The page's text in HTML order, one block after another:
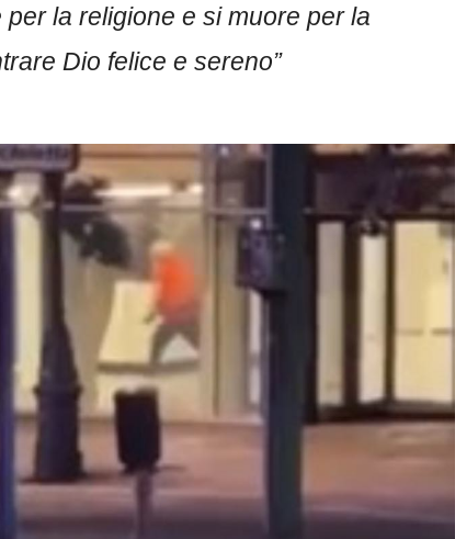
la religione e si muore per la
Dio felice e sereno”